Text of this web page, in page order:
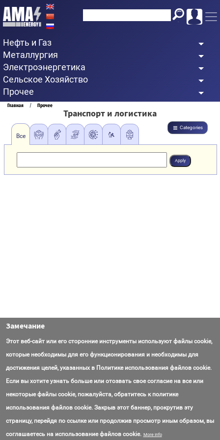
Перейти
к
содержанию
Нефть и Газ
Металлургия
Электроэнергетика
Сельское Хозяйство
Прочее
Строка
Главная Прочее
Транспорт и логистика
Categories
Все
Контакты Вопросы Об AmasEnergy Соглашение об использовании
Замечание
Этот веб-сайт или его сторонние инструменты используют файлы cookie,
которые необходимы для его функционирования и необходимы для
достижения целей, указанных в Политике использования файлов cookie.
Если вы хотите узнать больше или отозвать свое согласие на все или
некоторые файлы cookie, пожалуйста, обратитесь к политике
использования файлов cookie. Закрыв этот баннер, прокрутив эту
страницу, перейдя по ссылке или продолжив просмотр иным образом, вы
соглашаетесь на использование файлов cookie. More info